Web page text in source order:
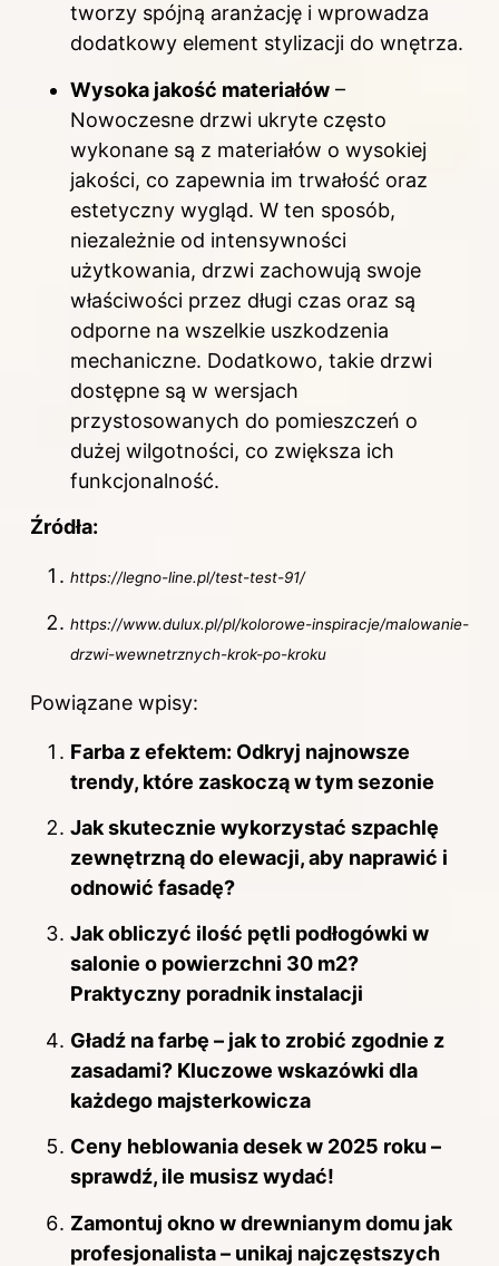
tworzy spójną aranżację i wprowadza
dodatkowy element stylizacji do wnętrza.
Wysoka jakość materiałów –
Nowoczesne drzwi ukryte często
wykonane są z materiałów o wysokiej
jakości, co zapewnia im trwałość oraz
estetyczny wygląd. W ten sposób,
niezależnie od intensywności
użytkowania, drzwi zachowują swoje
właściwości przez długi czas oraz są
odporne na wszelkie uszkodzenia
mechaniczne. Dodatkowo, takie drzwi
dostępne są w wersjach
przystosowanych do pomieszczeń o
dużej wilgotności, co zwiększa ich
funkcjonalność.
Źródła:
https://legno-line.pl/test-test-91/
https://www.dulux.pl/pl/kolorowe-inspiracje/malowanie-
drzwi-wewnetrznych-krok-po-kroku
Powiązane wpisy:
Farba z efektem: Odkryj najnowsze
trendy, które zaskoczą w tym sezonie
Jak skutecznie wykorzystać szpachlę
zewnętrzną do elewacji, aby naprawić i
odnowić fasadę?
Jak obliczyć ilość pętli podłogówki w
salonie o powierzchni 30 m2?
Praktyczny poradnik instalacji
Gładź na farbę – jak to zrobić zgodnie z
zasadami? Kluczowe wskazówki dla
każdego majsterkowicza
Ceny heblowania desek w 2025 roku –
sprawdź, ile musisz wydać!
Zamontuj okno w drewnianym domu jak
profesjonalista – unikaj najczęstszych